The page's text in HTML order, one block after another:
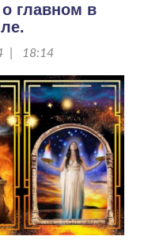
главном в
| 18:14